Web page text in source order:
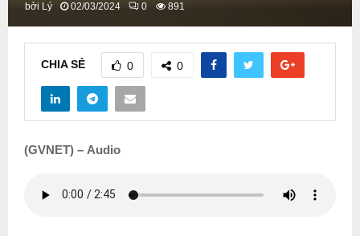
bởi Lý 02/03/2024 0 891
CHIA SẺ 0 0
(GVNET) – Audio